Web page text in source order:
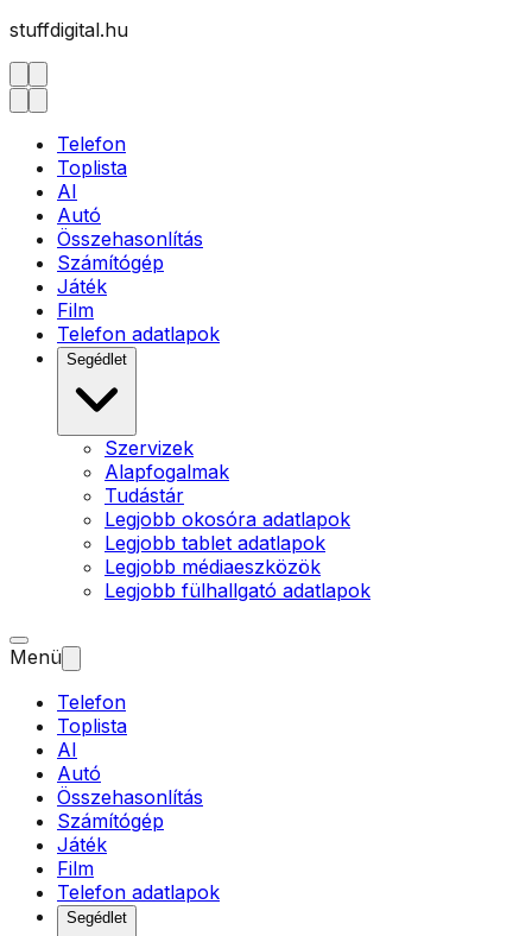
stuffdigital.hu
Telefon
Toplista
AI
Autó
Összehasonlítás
Számítógép
Játék
Film
Telefon adatlapok
Segédlet
Szervizek
Alapfogalmak
Tudástár
Legjobb okosóra adatlapok
Legjobb tablet adatlapok
Legjobb médiaeszközök
Legjobb fülhallgató adatlapok
Menü
Telefon
Toplista
AI
Autó
Összehasonlítás
Számítógép
Játék
Film
Telefon adatlapok
Segédlet